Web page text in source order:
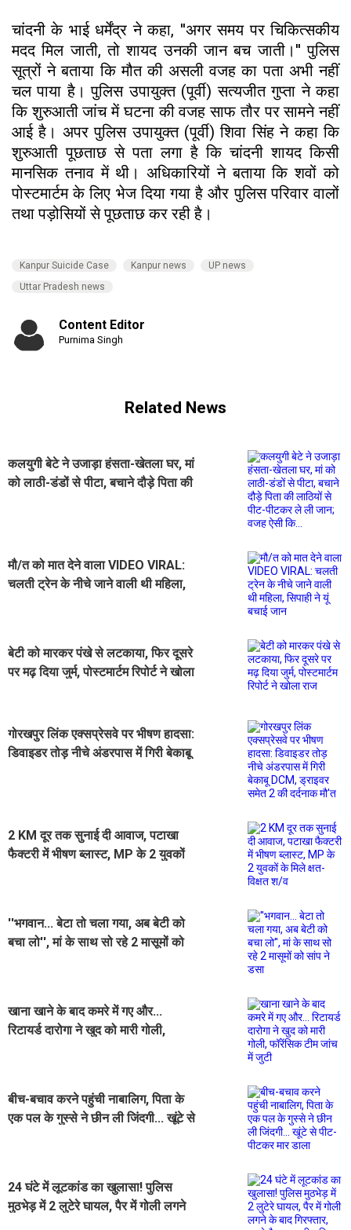
चांदनी के भाई धर्मेंद्र ने कहा, ''अगर समय पर चिकित्सकीय
मदद मिल जाती, तो शायद उनकी जान बच जाती।'' पुलिस
सूत्रों ने बताया कि मौत की असली वजह का पता अभी नहीं
चल पाया है। पुलिस उपायुक्त (पूर्वी) सत्यजीत गुप्ता ने कहा
कि शुरुआती जांच में घटना की वजह साफ तौर पर सामने नहीं
आई है। अपर पुलिस उपायुक्त (पूर्वी) शिवा सिंह ने कहा कि
शुरुआती पूछताछ से पता लगा है कि चांदनी शायद किसी
मानसिक तनाव में थी। अधिकारियों ने बताया कि शवों को
पोस्टमार्टम के लिए भेज दिया गया है और पुलिस परिवार वालों
तथा पड़ोसियों से पूछताछ कर रही है।
Kanpur Suicide Case Kanpur news
UP news
Uttar Pradesh news
Content Editor
Purnima Singh
Related News
कलयुगी बेटे ने उजाड़ा हंसता-खेतला घर, मां
को लाठी-डंडों से पीटा, बचाने दौड़े पिता की
मौ/त को मात देने वाला VIDEO VIRAL:
चलती ट्रेन के नीचे जाने वाली थी महिला,
बेटी को मारकर पंखे से लटकाया, फिर दूसरे
पर मढ़ दिया जुर्म, पोस्टमार्टम रिपोर्ट ने खोला
गोरखपुर लिंक एक्सप्रेसवे पर भीषण हादसा:
डिवाइडर तोड़ नीचे अंडरपास में गिरी बेकाबू
2 KM दूर तक सुनाई दी आवाज, पटाखा
फैक्टरी में भीषण ब्लास्ट, MP के 2 युवकों
''भगवान... बेटा तो चला गया, अब बेटी को
बचा लो'', मां के साथ सो रहे 2 मासूमों को
खाना खाने के बाद कमरे में गए और...
रिटायर्ड दारोगा ने खुद को मारी गोली,
बीच-बचाव करने पहुंची नाबालिग, पिता के
एक पल के गुस्से ने छीन ली जिंदगी... खूंटे से
24 घंटे में लूटकांड का खुलासा! पुलिस
मुठभेड़ में 2 लुटेरे घायल, पैर में गोली लगने